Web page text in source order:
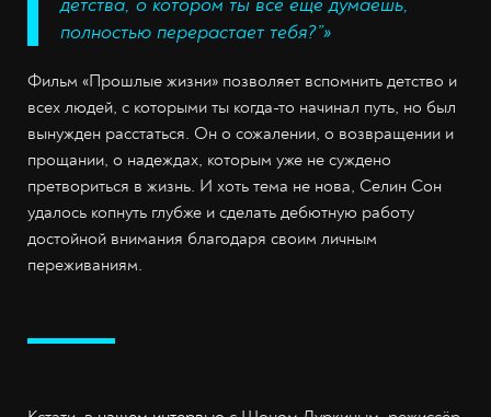
детства, о котором ты всё ещё думаешь,
полностью перерастает тебя?”»
Фильм «Прошлые жизни» позволяет вспомнить детство и
всех людей, с которыми ты когда-то начинал путь, но был
вынужден расстаться. Он о сожалении, о возвращении и
прощании, о надеждах, которым уже не суждено
претвориться в жизнь. И хоть тема не нова, Селин Сон
удалось копнуть глубже и сделать дебютную работу
достойной внимания благодаря своим личным
переживаниям.